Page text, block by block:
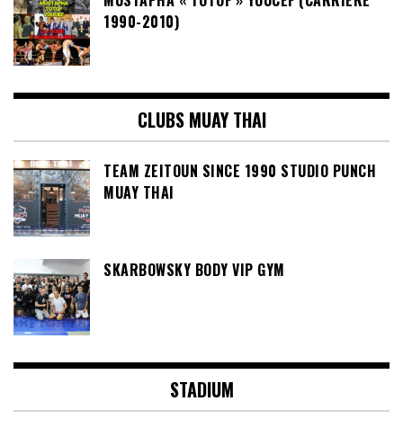
1990-2010)
CLUBS MUAY THAI
TEAM ZEITOUN SINCE 1990 STUDIO PUNCH
MUAY THAI
SKARBOWSKY BODY VIP GYM
STADIUM